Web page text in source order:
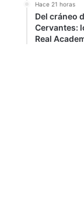
Hace 21 horas
Del cráneo
Cervantes:
Real